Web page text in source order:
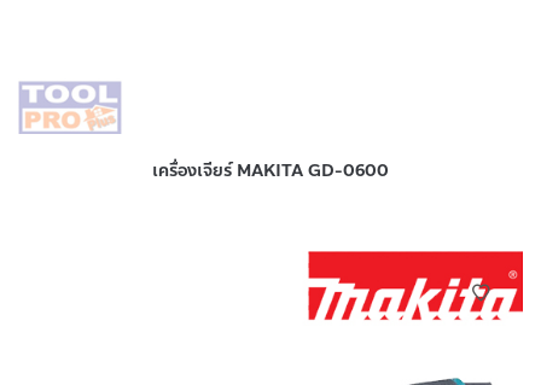
เครื่องเจียร์ MAKITA GD-0600